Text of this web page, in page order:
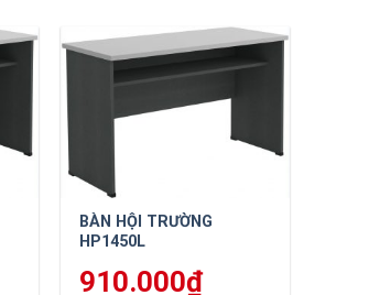
BÀN HỘI TRƯỜNG
HP1450L
910.000₫